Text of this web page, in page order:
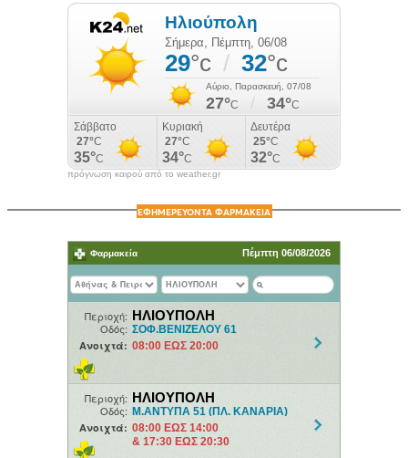
πρόγνωση καιρού από το weather.gr
ΕΦΗΜΕΡΕΥΟΝΤΑ ΦΑΡΜΑΚΕΙΑ